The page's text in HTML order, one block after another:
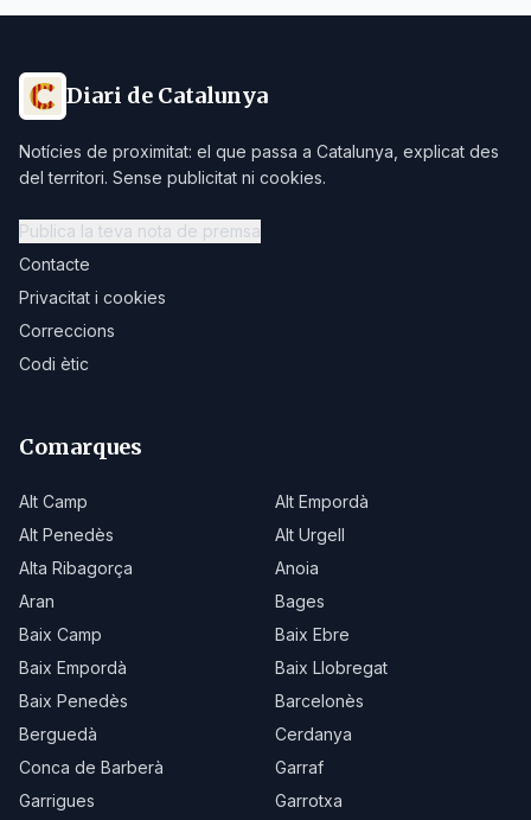
Diari de Catalunya
Notícies de proximitat: el que passa a Catalunya, explicat des
del territori. Sense publicitat ni cookies.
Publica la teva nota de premsa
Contacte
Privacitat i cookies
Correccions
Codi ètic
Comarques
Alt Camp
Alt Empordà
Alt Penedès
Alt Urgell
Alta Ribagorça
Anoia
Aran
Bages
Baix Camp
Baix Ebre
Baix Empordà
Baix Llobregat
Baix Penedès
Barcelonès
Berguedà
Cerdanya
Conca de Barberà
Garraf
Garrigues
Garrotxa